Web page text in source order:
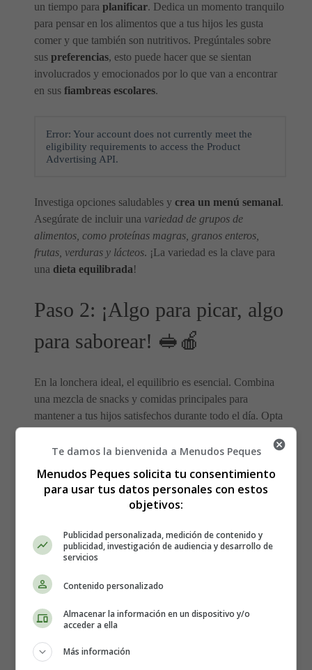
un tiempo para planificar. Dedica un momento tranquilo
para pensar en los alimentos que a tus hijos les gusta
comer y que también son nutritivos. Pregúntales sobre
sus preferencias, esto puede hacer que se sientan
involucrados y emocionados por lo que van a encontrar
en sus fiambreas escolares.
Error: Your account does not currently meet the
eligibility requirements to access the Product
Advertising API.
Investiga opciones saludables y crea un menú semanal.
Asegúrate de incluir una variedad de grupos de
alimentos, como proteínas magras, granos enteros,
frutas, verduras y lácteos. ¡La variedad es la clave para
una dieta equilibrada!
Paso 2: ¡Algo para picar, algo
para saborear! 🥪🍎
En la lonchera ideal, el equilibrio es esencial. Combina
una mezcla de snacks y comidas principales para
mantener a tus hijos satisfechos durante todo el día. Opta
acompañados de hummus o yogur griego para un toque
Para la comida principal, las opciones son infinitas. Un
excelente opción. También puedes preparar rollos de
jamón y queso con tortillas de trigo integral, o incluso
colorida de vegetales.
Paso 3: Creatividad en la
presentación 🎨
Te damos la bienvenida a Menudos Peques
Menudos Peques solicita tu consentimiento
para usar tus datos personales con estos
objetivos:
Publicidad personalizada, medición de contenido y
publicidad, investigación de audiencia y desarrollo de
servicios
Contenido personalizado
Almacenar la información en un dispositivo y/o
acceder a ella
Más información